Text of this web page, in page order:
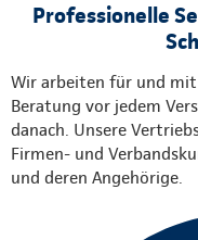
Professionelle
Wir arbeiten für und mit
Beratung vor jedem
danach. Unsere
Firmen- und
und deren Angehörige.